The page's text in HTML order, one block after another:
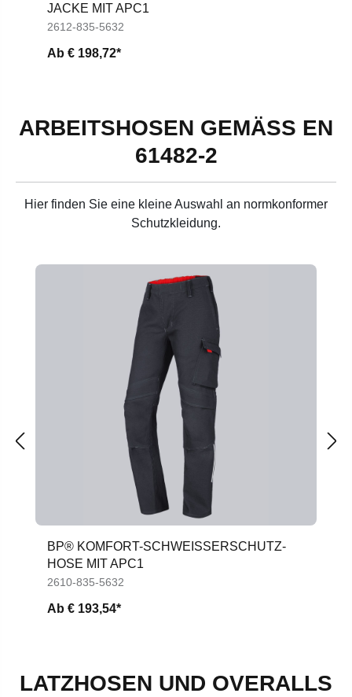
ACKE MIT APC1
2612-835-5632
Ab € 198,72*
ARBEITSHOSEN GEMÄSS EN 6
1482-2
Hier finden Sie eine kleine Auswahl an normkonformer
Schutzkleidung.
Produktgalerie überspringen
BP® KOMFORT-SCHWEISSERSCHUTZ-H
OSE MIT APC1
2610-835-5632
Ab € 193,54*
LATZHOSEN UND OVERALLS